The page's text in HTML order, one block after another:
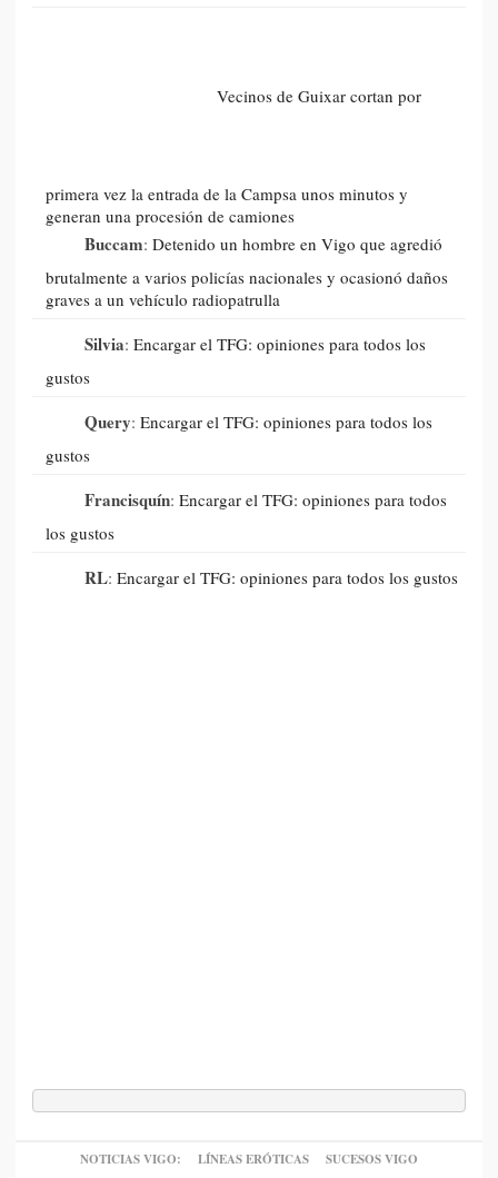
Vecinos de Guixar cortan por
primera vez la entrada de la Campsa unos minutos y
generan una procesión de camiones
Buccam: Detenido un hombre en Vigo que agredió
brutalmente a varios policías nacionales y ocasionó daños
graves a un vehículo radiopatrulla
Silvia: Encargar el TFG: opiniones para todos los
gustos
Query: Encargar el TFG: opiniones para todos los
gustos
Francisquín: Encargar el TFG: opiniones para todos
los gustos
RL: Encargar el TFG: opiniones para todos los gustos
NOTICIAS VIGO: LÍNEAS ERÓTICAS
SUCESOS VIGO